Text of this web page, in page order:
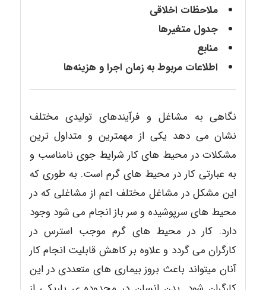
ملاحظات اخلاقی
جدول متغیرها
منابع
اطلاعات مربوط به زمان اجرا و هزینه‌ها
نگاهی به مشاغل و فرآیندهای تولیدی مختلف
نشان می دهد یکی از مهمترین و متداول ترین
مشکلات در محیط های کار شرایط جوی نامناسب و
به عبارتی کار در محیط های گرم است. به طوری که
این مشکل در مشاغل مختلف اعم از مشاغلی که در
محیط های سرپوشیده و سر باز انجام می شود وجود
دارد. کار در محیط های گرم موجب استرس در
کارگران می گردد و علاوه بر کاهش قابلیت انجام کار
آنان میتواند باعث بروز بیماری های متعددی در این